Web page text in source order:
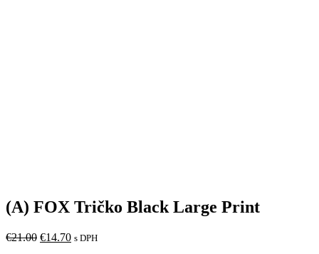
(A) FOX Tričko Black Large Print
€21.00 Original
€14.70Current
s DPH